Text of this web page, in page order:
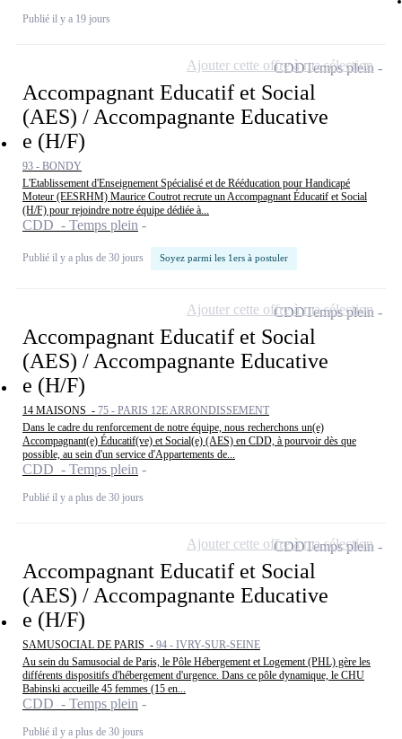
Publié il y a 19 jours
Accompagnant Educatif et Social
(AES) / Accompagnante Educative
e (H/F)
93 - BONDY
L'Etablissement d'Enseignement Spécialisé et de Rééducation pour Handicapé
Moteur (EESRHM) Maurice Coutrot recrute un Accompagnant Éducatif et Social
(H/F) pour rejoindre notre équipe dédiée à...
CDD - Temps plein
Publié il y a plus de 30 jours Soyez parmi les 1ers à postuler
CDDTemps plein
Ajouter cette offre à ma sélection
Accompagnant Educatif et Social
(AES) / Accompagnante Educative
e (H/F)
14 MAISONS - 75 - PARIS 12E ARRONDISSEMENT
Dans le cadre du renforcement de notre équipe, nous recherchons un(e)
Accompagnant(e) Éducatif(ve) et Social(e) (AES) en CDD, à pourvoir dès que
possible, au sein d'un service d'Appartements de...
CDD - Temps plein
Publié il y a plus de 30 jours
CDDTemps plein
Ajouter cette offre à ma sélection
Accompagnant Educatif et Social
(AES) / Accompagnante Educative
e (H/F)
SAMUSOCIAL DE PARIS - 94 - IVRY-SUR-SEINE
Au sein du Samusocial de Paris, le Pôle Hébergement et Logement (PHL) gère les
différents dispositifs d'hébergement d'urgence. Dans ce pôle dynamique, le CHU
Babinski accueille 45 femmes (15 en...
CDD - Temps plein
Publié il y a plus de 30 jours
CDDTemps plein
Ajouter cette offre à ma sélection